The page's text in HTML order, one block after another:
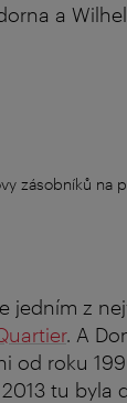
a
zásobníků na
jedním z
. A
od roku
tu byla